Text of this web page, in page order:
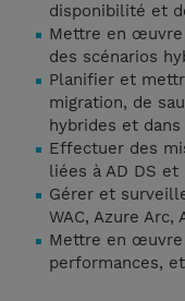
disponibilité et
Mettre en œuvre
des scénarios
Planifier et
migration, de
hybrides et
Effectuer des
liées à AD DS et
Gérer et
WAC, Azure
Mettre en œuvre
performances,